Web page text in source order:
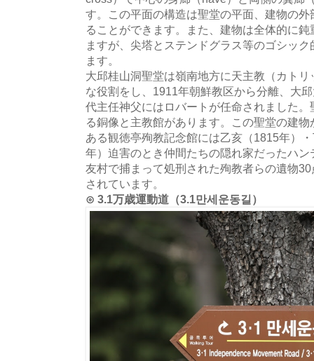
す。この平面の構造は聖堂の平面、建物の
ることができます。また、建物は全体的に
ますが、尖塔とステンドグラス等のゴシッ
ます。
大邱桂山洞聖堂は嶺南地方に天主教（カト
な役割をし、1911年朝鮮教区から分離、大
代主任神父にはロバートが任命されました
る銅像と主教館があります。この聖堂の建
ある観徳亭殉教記念館には乙亥（1815年）
年）迫害のとき仲間たちの隠れ家だったハ
友村で捕まって処刑された殉教者らの遺物
されています。
⊙ 3.1万歳運動道（3.1만세운동길）